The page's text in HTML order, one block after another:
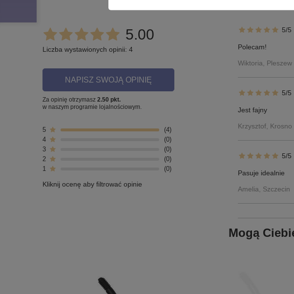
5.00
Liczba wystawionych opinii: 4
NAPISZ SWOJĄ OPINIĘ
Za opinię otrzymasz 2.50 pkt.
w naszym programie lojalnościowym.
5
4
4
0
3
0
2
0
1
0
Kliknij ocenę aby filtrować opinie
5/5
Polecam!
Wiktoria, Pleszew
5/5
Jest fajny
Krzysztof,
5/5
Pasuje idealnie
Amelia, Szczecin
Mogą